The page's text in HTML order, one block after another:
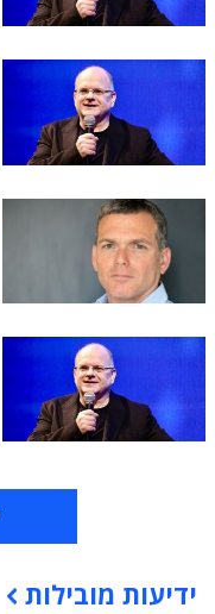
תוכן פרסומי
ידיעות מובילות